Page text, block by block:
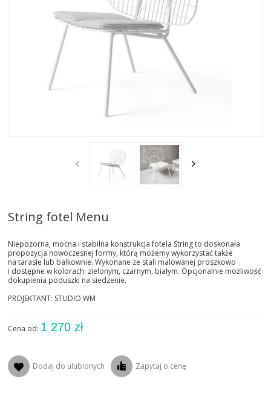
AKTUALNOSCI
STREFA-PROJEKTANTA
REALIZACJE
String fotel Menu
Niepozorna, mocna i stabilna konstrukcja fotela String to doskonała
propozycja nowoczesnej formy, którą możemy wykorzystać także
na tarasie lub balkownie. Wykonane ze stali malowanej proszkowo
i dostępne w kolorach: zielonym, czarnym, białym. Opcjonalnie możliwość
dokupienia poduszki na siedzenie.
PROJEKTANT: STUDIO WM
Cena od: 1 270 zł
Dodaj do ulubionych Zapytaj o cenę